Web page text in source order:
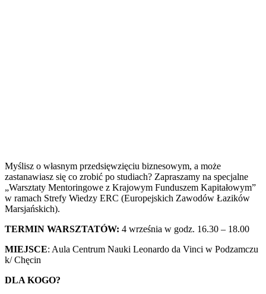
Myślisz o własnym przedsięwzięciu biznesowym, a może
zastanawiasz się co zrobić po studiach? Zapraszamy na specjalne
„Warsztaty Mentoringowe z Krajowym Funduszem Kapitałowym”
w ramach Strefy Wiedzy ERC (Europejskich Zawodów Łazików
Marsjańskich).
TERMIN WARSZTATÓW: 4 września w godz. 16.30 – 18.00
MIEJSCE: Aula Centrum Nauki Leonardo da Vinci w Podzamczu
k/ Chęcin
DLA KOGO?